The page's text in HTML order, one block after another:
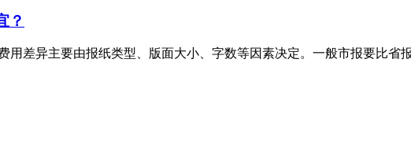
？
用差异主要由报纸类型、版面大小、字数等因素决定。一般市报要比省